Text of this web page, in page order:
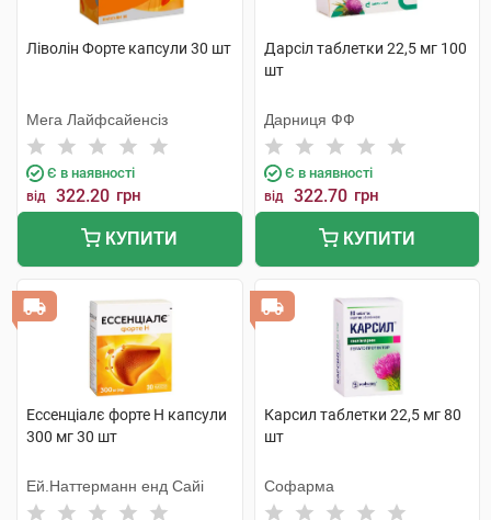
Ліволін Форте капсули 30 шт
Мега Лайфсайенсіз
Є в наявності
від 322.20 грн
КУПИТИ
Дарсіл таблетки 22,5 мг 100
шт
Дарниця ФФ
Є в наявності
від 322.70 грн
КУПИТИ
Ессенціалє форте Н капсули
300 мг 30 шт
Ей.Наттерманн енд Сайі
Карсил таблетки 22,5 мг 80
шт
Софарма